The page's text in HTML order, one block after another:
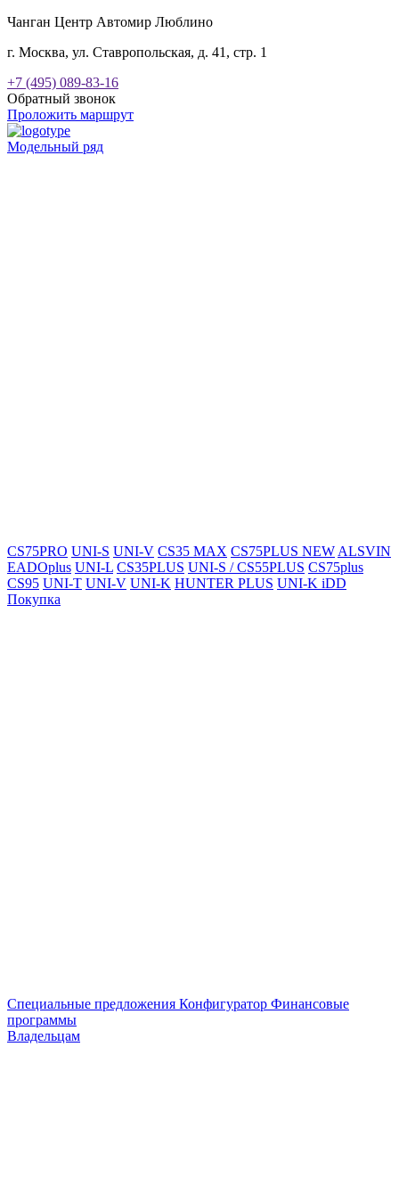
Чанган Центр Автомир Люблино
г. Москва, ул. Ставропольская, д. 41, стр. 1
+7 (495) 089-83-16
Обратный звонок
Проложить маршрут
Модельный ряд
CS75PRO UNI-S UNI-V CS35 MAX CS75PLUS NEW ALSVIN
EADOplus UNI-L CS35PLUS UNI-S / CS55PLUS CS75plus
CS95 UNI-T UNI-V UNI-K HUNTER PLUS UNI-K iDD
Покупка
Специальные предложения Конфигуратор Финансовые
программы
Владельцам